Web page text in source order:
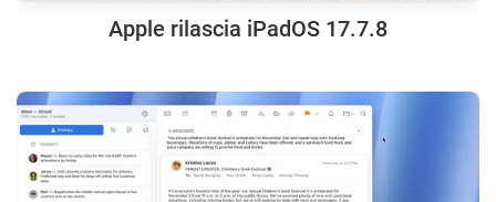
Apple rilascia iPadOS 17.7.8